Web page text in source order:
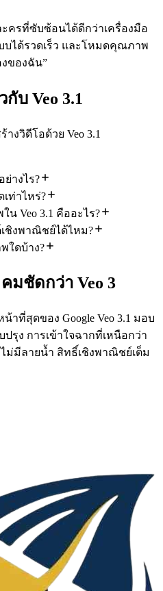
ะครที่ซับซ้อนได้ดีกว่าเครื่องมือ
ได้รวดเร็ว และโหมดคุณภาพ
ของฉัน”
บ Veo 3.1
งวิดีโอด้วย Veo 3.1
ย่างไร?
เท่าไหร่?
Veo 3.1 คืออะไร?
เชิงพาณิชย์ได้ไหม?
ใดบ้าง?
มชัดกว่า Veo 3
าที่สุดของ Google Veo 3.1 มอบ
รุง การเข้าใจฉากที่เหนือกว่า
ม่มีลายน้ำ สิทธิ์เชิงพาณิชย์เต็ม